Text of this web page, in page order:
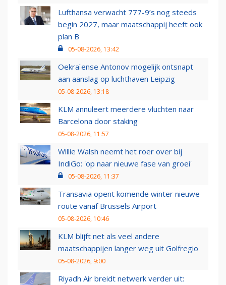
Lufthansa verwacht 777-9’s nog steeds
begin 2027, maar maatschappij heeft ook
plan B
05-08-2026, 13:42
Oekraïense Antonov mogelijk ontsnapt
aan aanslag op luchthaven Leipzig
05-08-2026, 13:18
KLM annuleert meerdere vluchten naar
Barcelona door staking
05-08-2026, 11:57
Willie Walsh neemt het roer over bij
IndiGo: 'op naar nieuwe fase van groei'
05-08-2026, 11:37
Transavia opent komende winter nieuwe
route vanaf Brussels Airport
05-08-2026, 10:46
KLM blijft net als veel andere
maatschappijen langer weg uit Golfregio
05-08-2026, 9:00
Riyadh Air breidt netwerk verder uit: